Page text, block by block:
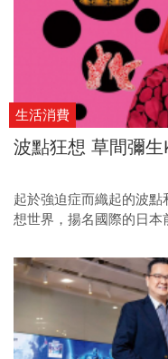
生活消費
波點狂想 草間彌生
起於強迫症而織起的波
想世界，揚名國際的日
進她的虛幻之境。